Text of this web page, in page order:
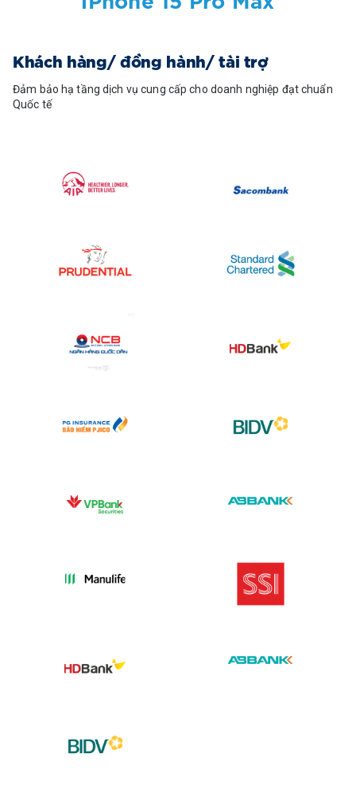
Khách hàng/ đồng hành/ tài trợ
Đảm bảo hạ tầng dịch vụ cung cấp cho doanh nghiệp đạt chuẩn
Quốc tế